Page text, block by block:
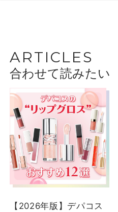
VOICE
ショップスタッフ・ブ
めをご紹介
ARTICLES
合わせて読みたい
【2026年版】デパコス